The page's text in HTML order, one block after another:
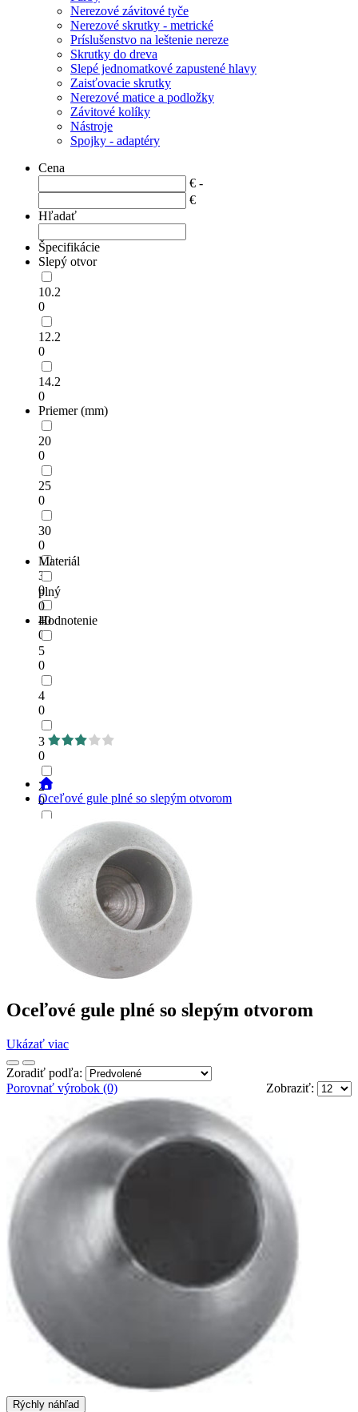
Nerezové závitové tyče
Nerezové skrutky - metrické
Príslušenstvo na leštenie nereze
Skrutky do dreva
Slepé jednomatkové zapustené hlavy
Zaisťovacie skrutky
Nerezové matice a podložky
Závitové kolíky
Nástroje
Spojky - adaptéry
Cena
€ -
€
Hľadať
Špecifikácie
Slepý otvor
10.2
0
12.2
0
14.2
0
Priemer (mm)
20
0
25
0
30
0
35
0
40
0
Materiál
plný
0
Hodnotenie
5
0
4
0
3
0
2
0
Oceľové gule plné so slepým otvorom
Oceľové gule plné so slepým otvorom
Ukázať viac
Zoradiť podľa:
Zobraziť:
Porovnať výrobok (0)
Rýchly náhľad